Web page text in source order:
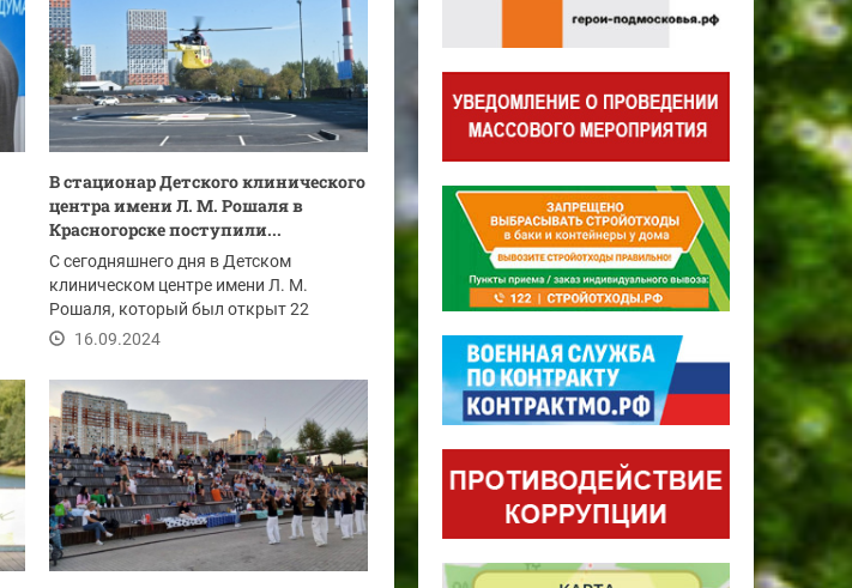
В стационар Детского клинического
центра имени Л. М. Рошаля в
Красногорске поступили...
С сегодняшнего дня в Детском
клиническом центре имени Л. М.
Рошаля, который был открыт 22
августа при участии...
16.09.2024